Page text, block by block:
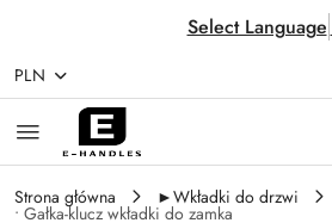
Select Language
Przejdź do treści głównej
Przejdź do wyszukiwarki
Przejdź do moje konto
Przejdź do menu głównego
Przejdź do opisu produktu
Przejdź do stopki
PLN
Strona główna ►Wkładki do drzwi
• Gałka-klucz wkładki do zamka